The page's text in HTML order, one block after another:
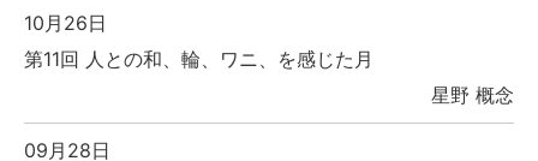
10月26日
第11回 人との和、輪、ワニ、を感じた月
星野 概念
09月28日